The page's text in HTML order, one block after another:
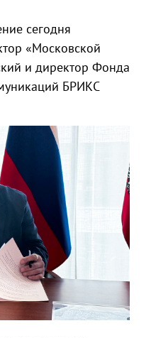
сегодня
«Московской
и директор Фонда
БРИКС